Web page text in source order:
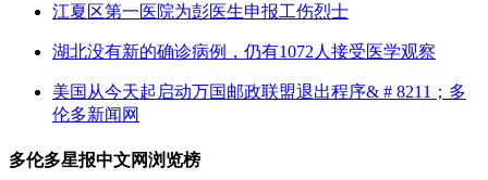
江夏区第一医院为彭医生申报工伤烈士
湖北没有新的确诊病例，仍有1072人接受医学观察
美国从今天起启动万国邮政联盟退出程序& # 8211；多
伦多新闻网
多伦多星报中文网浏览榜